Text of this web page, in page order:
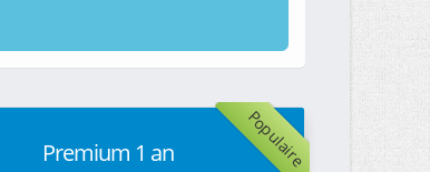
Populaire
Premium 1 an